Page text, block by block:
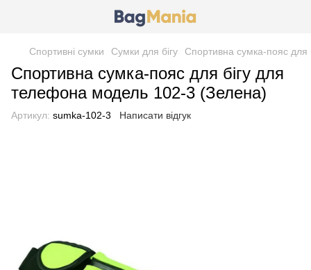
Спортивні сумки Сумки для бігу Спортивна сумка-пояс
Спортивна сумка-пояс для бігу для
телефона модель 102-3 (Зелена)
Артикул: sumka-102-3 Написати відгук